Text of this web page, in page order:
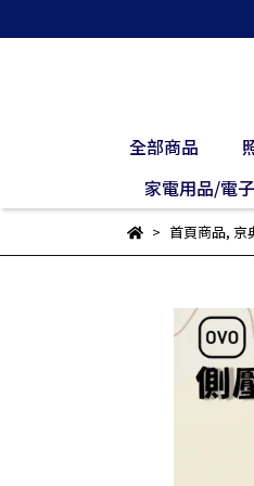
全部商品
家電用品/電
首頁商品, 京